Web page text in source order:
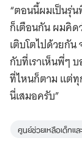
“ตอนนี้ผมเป็นรุ่
ก็เตือนกัน ผมคิด
เติบโตไปด้วยกั
กับที่เราเห็นพี่ๆ
ที่ไหนก็ตาม แต่ทุ
นี่เสมอครับ”
ศูนย์ช่วยเหลือเด็กแ